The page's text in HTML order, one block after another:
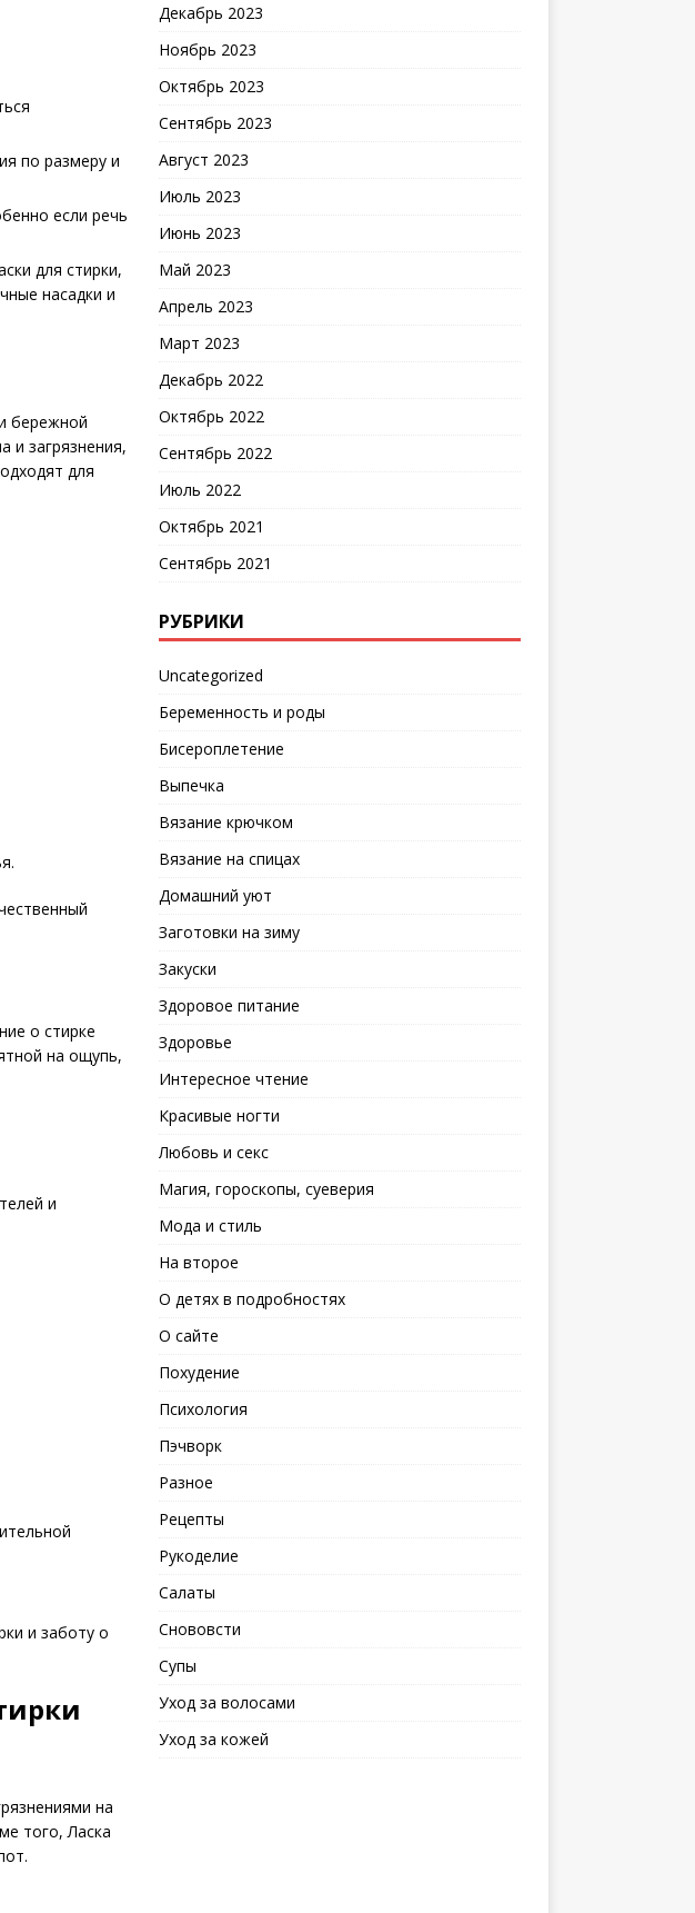
по размеру и
если речь
для стирки,
насадки и
бережной
и загрязнения,
для
о стирке
на ощупь,
и
и заботу о
на
того, Ласка
Декабрь 2023
Ноябрь 2023
Октябрь 2023
Сентябрь 2023
Август 2023
Июль 2023
Июнь 2023
Май 2023
Апрель 2023
Март 2023
Декабрь 2022
Октябрь 2022
Сентябрь 2022
Июль 2022
Октябрь 2021
Сентябрь 2021
РУБРИКИ
Uncategorized
Беременность и роды
Бисероплетение
Выпечка
Вязание крючком
Вязание на спицах
Домашний уют
Заготовки на зиму
Закуски
Здоровое питание
Здоровье
Интересное чтение
Красивые ногти
Любовь и секс
Магия, гороскопы, суеверия
Мода и стиль
На второе
О детях в подробностях
О сайте
Похудение
Психология
Пэчворк
Разное
Рецепты
Рукоделие
Салаты
Снововсти
Супы
Уход за волосами
Уход за кожей